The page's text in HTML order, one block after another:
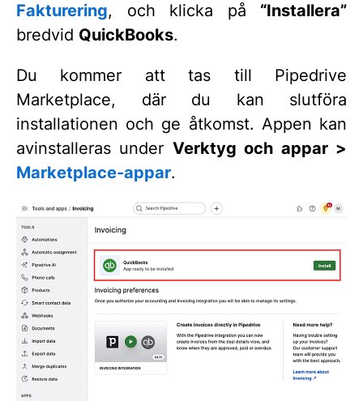
Fakturering, och klicka på “Installera”
bredvid QuickBooks.
Du kommer att tas till Pipedrive
Marketplace, där du kan slutföra
installationen och ge åtkomst. Appen kan
avinstalleras under Verktyg och appar >
Marketplace-appar.